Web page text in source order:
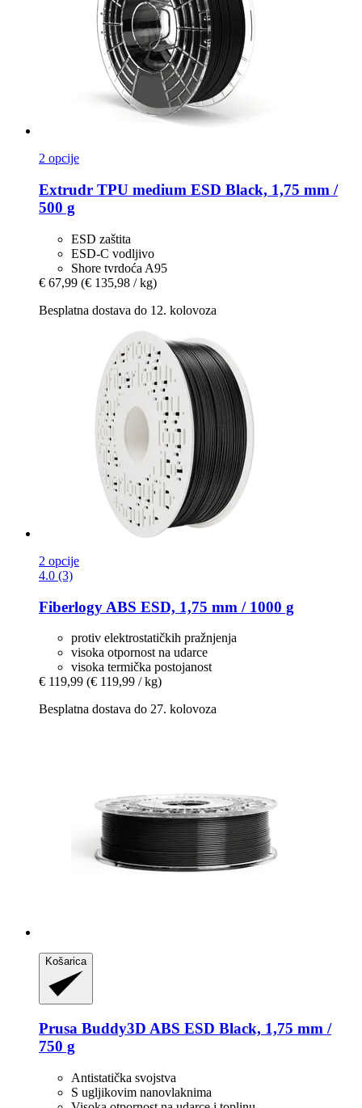
2 opcije
Extrudr TPU medium ESD Black, 1,75 mm /
500 g
ESD zaštita
ESD-C vodljivo
Shore tvrdoća A95
€ 67,99 (€ 135,98 / kg)
Besplatna dostava do 12. kolovoza
2 opcije
4.0 (3)
Fiberlogy ABS ESD, 1,75 mm / 1000 g
protiv elektrostatičkih pražnjenja
visoka otpornost na udarce
visoka termička postojanost
€ 119,99 (€ 119,99 / kg)
Besplatna dostava do 27. kolovoza
Košarica
Prusa Buddy3D ABS ESD Black, 1,75 mm /
750 g
Antistatička svojstva
S ugljikovim nanovlaknima